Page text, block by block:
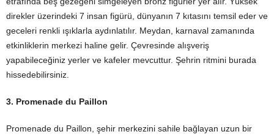
direkler üzerindeki 7 insan figürü, dünyanın 7 kıtasını temsil eder ve
geceleri renkli ışıklarla aydınlatılır. Meydan, karnaval zamanında
etkinliklerin merkezi haline gelir. Çevresinde alışveriş
yapabileceğiniz yerler ve kafeler mevcuttur. Şehrin ritmini burada
hissedebilirsiniz.
3. Promenade du Paillon
Promenade du Paillon, şehir merkezini sahile bağlayan uzun bir